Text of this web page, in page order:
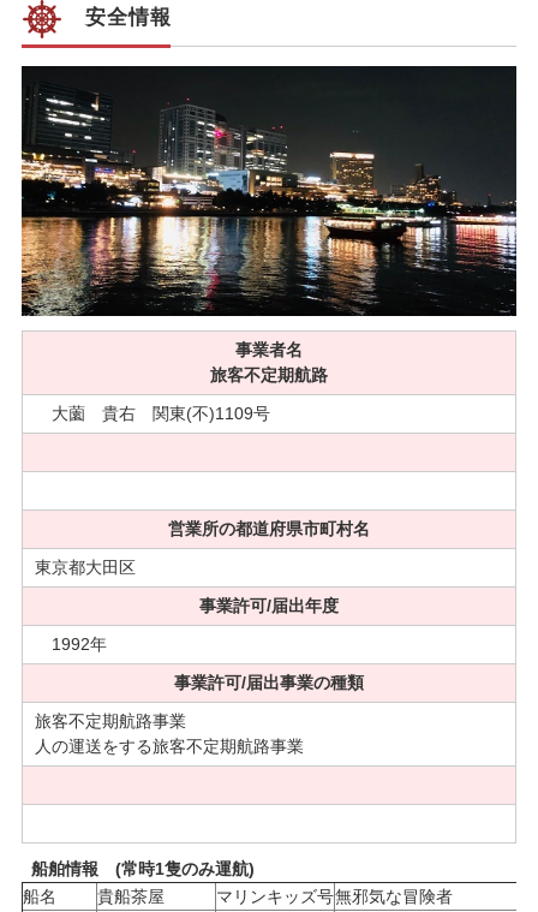
安全情報
事業者名
旅客不定期航路
大薗 貴右 関東(不)1109号
営業所の都道府県市町村名
東京都大田区
事業許可/届出年度
1992年
事業許可/届出事業の種類
旅客不定期航路事業
人の運送をする旅客不定期航路事業
船舶情報 (常時1隻のみ運航)
船名
貴船茶屋 マリンキッズ号無邪気な冒険者